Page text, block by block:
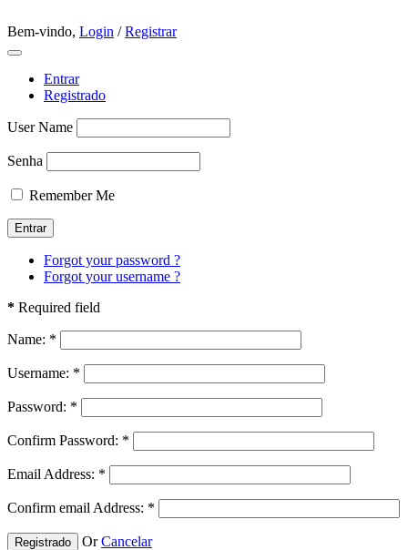
Bem-vindo, Login /Registrar
Entrar
Registrado
User Name
Senha
Remember Me
Forgot your password ?
Forgot your username ?
* Required field
Name: *
Username: *
Password: *
Confirm Password: *
Email Address: *
Confirm email Address: *
Registrado OrCancelar